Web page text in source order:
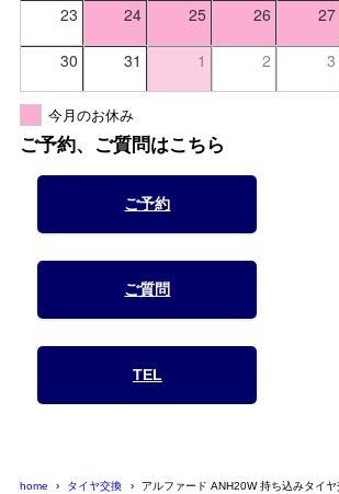
23 24 25 26 27
30 31 1 2 3
今月のお休み
ご予約、ご質問はこちら
ご予約
ご質問
TEL
home タイヤ交換 アルファード ANH20W 持ち込みタイ